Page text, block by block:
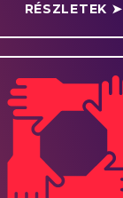
RÉSZLETEK ➤